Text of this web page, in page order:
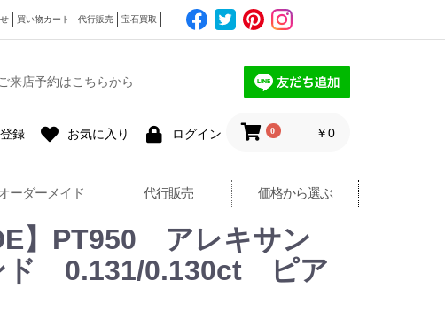
買い物カート 代行販売 宝石買取
ご来店予約はこちらから
録 お気に入り ログイン 0 ￥0
ーダーメイド 代行販売 価格から選ぶ
】PT950 アレキサン
ド 0.131/0.130ct ピア